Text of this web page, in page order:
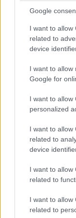
Google
I want to allow
related to
device
I want to allow
Google for
I want to allow
personalized
I want to allow
related to
device
I want to allow
related to
I want to allow
related to
#iphone se
A nagy
kiveszik
Kedvencekhez